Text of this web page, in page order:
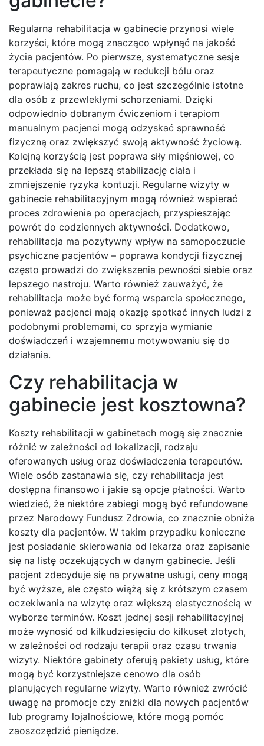
Regularna rehabilitacja w gabinecie przynosi wiele
korzyści, które mogą znacząco wpłynąć na jakość
życia pacjentów. Po pierwsze, systematyczne sesje
terapeutyczne pomagają w redukcji bólu oraz
poprawiają zakres ruchu, co jest szczególnie istotne
dla osób z przewlekłymi schorzeniami. Dzięki
odpowiednio dobranym ćwiczeniom i terapiom
manualnym pacjenci mogą odzyskać sprawność
fizyczną oraz zwiększyć swoją aktywność życiową.
Kolejną korzyścią jest poprawa siły mięśniowej, co
przekłada się na lepszą stabilizację ciała i
zmniejszenie ryzyka kontuzji. Regularne wizyty w
gabinecie rehabilitacyjnym mogą również wspierać
proces zdrowienia po operacjach, przyspieszając
powrót do codziennych aktywności. Dodatkowo,
rehabilitacja ma pozytywny wpływ na samopoczucie
psychiczne pacjentów – poprawa kondycji fizycznej
często prowadzi do zwiększenia pewności siebie oraz
lepszego nastroju. Warto również zauważyć, że
rehabilitacja może być formą wsparcia społecznego,
ponieważ pacjenci mają okazję spotkać innych ludzi z
podobnymi problemami, co sprzyja wymianie
doświadczeń i wzajemnemu motywowaniu się do
działania.
Czy rehabilitacja w
gabinecie jest kosztowna?
Koszty rehabilitacji w gabinetach mogą się znacznie
różnić w zależności od lokalizacji, rodzaju
oferowanych usług oraz doświadczenia terapeutów.
Wiele osób zastanawia się, czy rehabilitacja jest
dostępna finansowo i jakie są opcje płatności. Warto
wiedzieć, że niektóre zabiegi mogą być refundowane
przez Narodowy Fundusz Zdrowia, co znacznie obniża
koszty dla pacjentów. W takim przypadku konieczne
jest posiadanie skierowania od lekarza oraz zapisanie
się na listę oczekujących w danym gabinecie. Jeśli
pacjent zdecyduje się na prywatne usługi, ceny mogą
być wyższe, ale często wiążą się z krótszym czasem
oczekiwania na wizytę oraz większą elastycznością w
wyborze terminów. Koszt jednej sesji rehabilitacyjnej
może wynosić od kilkudziesięciu do kilkuset złotych,
w zależności od rodzaju terapii oraz czasu trwania
wizyty. Niektóre gabinety oferują pakiety usług, które
mogą być korzystniejsze cenowo dla osób
planujących regularne wizyty. Warto również zwrócić
uwagę na promocje czy zniżki dla nowych pacjentów
lub programy lojalnościowe, które mogą pomóc
zaoszczędzić pieniądze.